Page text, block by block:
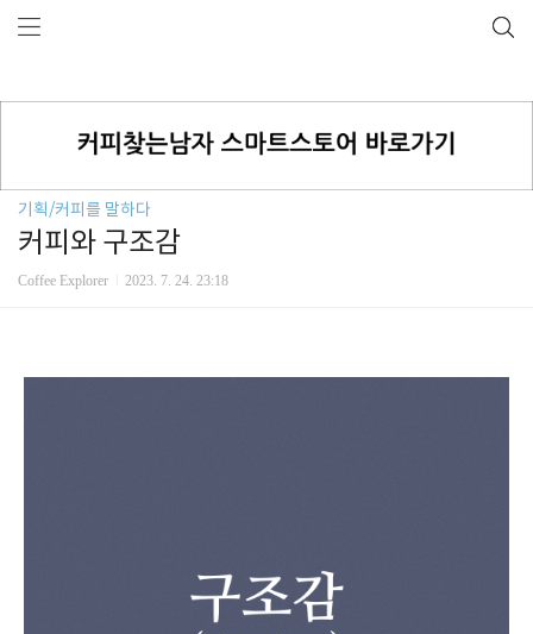
기획/커피를 말하다
커피와 구조감
Coffee Explorer 2023. 7. 24. 23:18